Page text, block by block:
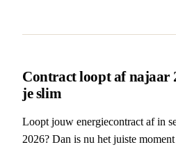
Contract loopt af najaar
je slim
Loopt jouw energiecontract af in
2026? Dan is nu het juiste